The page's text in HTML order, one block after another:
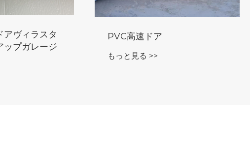
高品質の断熱産業断面ドア
もっと見る >>